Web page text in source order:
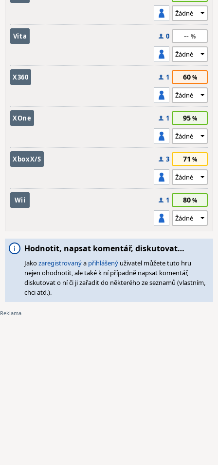
Vita 0 --
X360 1 60
XOne 1 95
XboxX/S 3 71
Wii 1 80
Hodnotit, napsat komentář, diskutovat…
Jakozaregistrovanýa přihlášený uživatel můžete tuto hru
nejen ohodnotit, ale také k ní případně napsat komentář,
diskutovat o ní či ji zařadit do některého ze seznamů (vlastním,
chci atd.).